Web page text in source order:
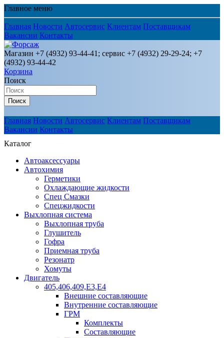
Главное меню
Главная Новости Автосервис Клиентам Поставщикам
Вакансии Контакты
Магазин +7 (4932) 93-44-41; сервис +7 (4932) 29-29-24; +7
(4932) 93-44-42
Корзина
Поиск
Поиск
Главная Новости Автосервис Клиентам Поставщикам
Вакансии Контакты
Каталог
Автоаксессуары
Автохимия
Герметики
Охлаждающие жидкости
Спец Смазки
Спецжидкости
Выхлопная система
Выхлопная труба
Глушитель
Гофра
Приемная труба
Резонатр
Хомуты
Двигатель
405,406,409,Е3,Е4
Внешние составляющие
Внутренние составляющие
ГРМ
Комплекты
Составляющие